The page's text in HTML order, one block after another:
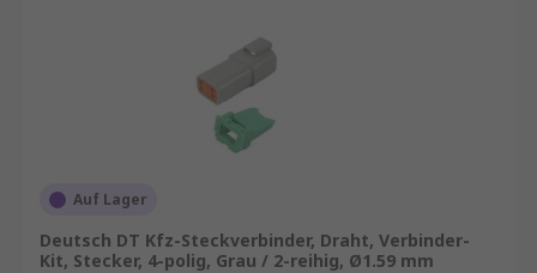
Auf Lager
Deutsch DT Kfz-Steckverbinder, Draht, Verbinder-
Kit, Stecker, 4-polig, Grau / 2-reihig, Ø1.59 mm